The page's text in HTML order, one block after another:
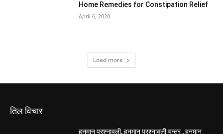
Home Remedies for Constipation Relief
April 6, 2020
Load more
तिल विचार
हनुमान प्रश्नावली, हनुमान प्रश्नावली यन्त्र , हनुमान